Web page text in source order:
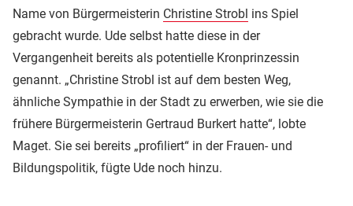
Name von Bürgermeisterin Christine Strobl ins Spiel
gebracht wurde. Ude selbst hatte diese in der
Vergangenheit bereits als potentielle Kronprinzessin
genannt. „Christine Strobl ist auf dem besten Weg,
ähnliche Sympathie in der Stadt zu erwerben, wie sie die
frühere Bürgermeisterin Gertraud Burkert hatte“, lobte
Maget. Sie sei bereits „profiliert“ in der Frauen- und
Bildungspolitik, fügte Ude noch hinzu.